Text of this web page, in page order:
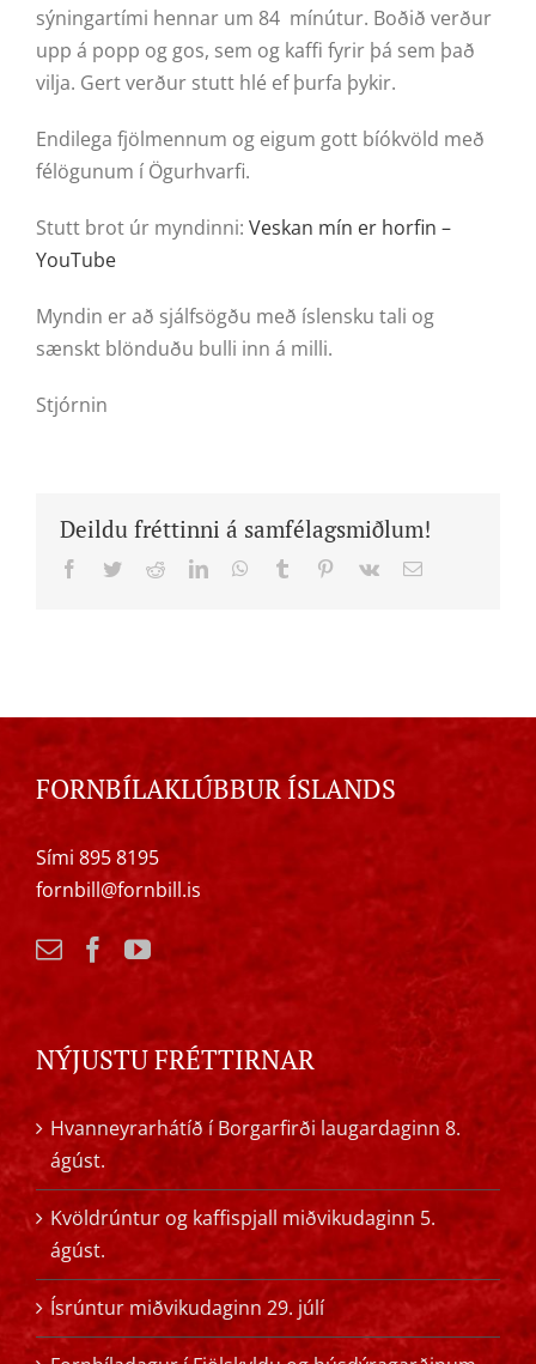
sýningartími hennar um 84 mínútur. Boðið verður
upp á popp og gos, sem og kaffi fyrir þá sem það
vilja. Gert verður stutt hlé ef þurfa þykir.
Endilega fjölmennum og eigum gott bíókvöld með
félögunum í Ögurhvarfi.
Stutt brot úr myndinni: Veskan mín er horfin –
YouTube
Myndin er að sjálfsögðu með íslensku tali og
sænskt blönduðu bulli inn á milli.
Stjórnin
Deildu fréttinni á samfélagsmiðlum!
Facebook
TwitterRedditLinkedInWhatsApp
Tumblr Pinterest
Vk Email
FORNBÍLAKLÚBBUR ÍSLANDS
Sími 895 8195
fornbill@fornbill.is
NÝJUSTU FRÉTTIRNAR
Hvanneyrarhátíð í Borgarfirði laugardaginn 8.
ágúst.
Kvöldrúntur og kaffispjall miðvikudaginn 5.
ágúst.
Ísrúntur miðvikudaginn 29. júlí